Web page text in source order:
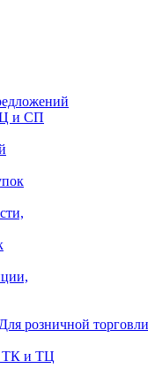
и СП
Для розничной торговли
ТК и ТЦ